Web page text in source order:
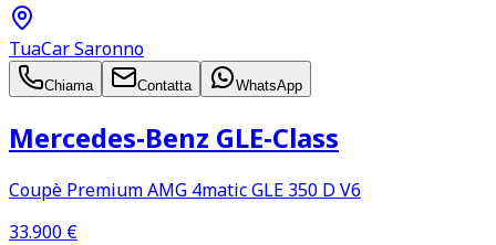
TuaCar Saronno
Chiama Contatta WhatsApp
Mercedes‑Benz GLE‑Class
Coupè Premium AMG 4matic GLE 350 D V6
33.900 €